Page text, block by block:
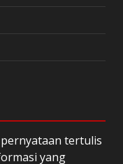
tertulis
yang